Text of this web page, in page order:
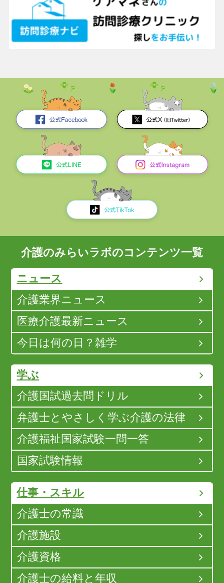
介護のみらいラボのコンテンツ一覧
ニュース
介護業界ニュース
医療介護最新ニュース
今日は何の日？雑学
学ぶ
介護国試過去問ドリル
弁護士とやさしく学ぶ介護の法律
介護福祉国家試験一問一答
国家試験情報
仕事・スキル
介護士の常識
介護施設
介護資格
介護士の給料と年収